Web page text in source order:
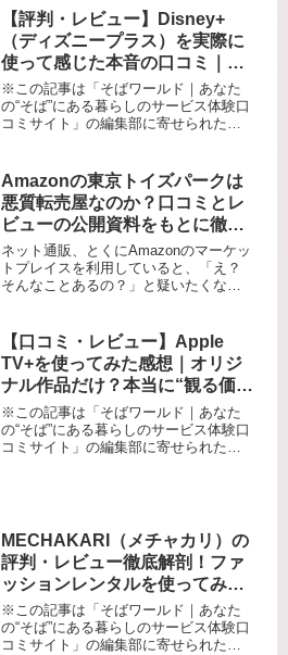
が回らない…」「単身赴任で短期間し
か必要ないのに買うのはもったいな...
【評判・レビュー】Disney+
（ディズニープラス）を実際に
使って感じた本音の口コミ｜家
族も大人も夢中になる魅力と惜
しい点
※この記事は「そばワールド｜あなた
の“そば”にある暮らしのサービス体験口
コミサイト」の編集部に寄せられた各
正直どれを選べばいいの？」 そんな私
が、子どもから大人まで話題の映...
Amazonの東京トイズパークは
悪質転売屋なのか？口コミとレ
ビューの公開資料をもとに徹底
調査！
ネット通販、とくにAmazonのマーケッ
トプレイスを利用していると、「え？
そんなことあるの？」と疑いたくなる
に買い物していますが、先日とある記
事に目が留まりました。タイ...
【口コミ・レビュー】Apple
TV+を使ってみた感想｜オリジ
ナル作品だけ？本当に“観る価
値”があるサービスなのか率直レ
ポート
※この記事は「そばワールド｜あなた
の“そば”にある暮らしのサービス体験口
コミサイト」の編集部に寄せられた各
MECHAKARI（メチャカリ）の
評判・レビュー徹底解剖！ファ
ッションレンタルを使ってみた
正直な口コミ体験
※この記事は「そばワールド｜あなた
の“そば”にある暮らしのサービス体験口
コミサイト」の編集部に寄せられた各